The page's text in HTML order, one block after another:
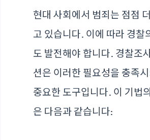
현대 사회에서 범죄는 점점
고 있습니다. 이에 따라 경찰
도 발전해야 합니다. 경찰조
션은 이러한 필요성을 충족
중요한 도구입니다. 이 기법
은 다음과 같습니다: